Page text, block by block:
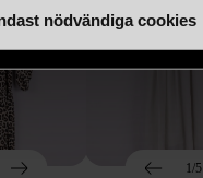
nödvändiga cookies
1/5